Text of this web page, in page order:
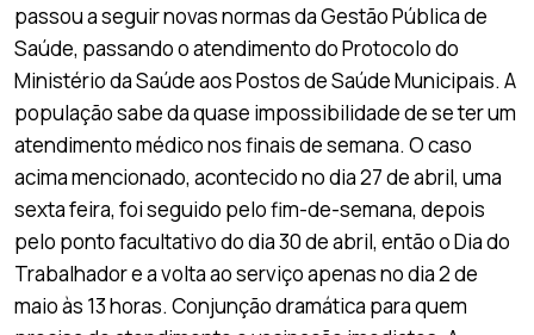
passou a seguir novas normas da Gestão Pública de
Saúde, passando o atendimento do Protocolo do
Ministério da Saúde aos Postos de Saúde Municipais. A
população sabe da quase impossibilidade de se ter um
atendimento médico nos finais de semana. O caso
acima mencionado, acontecido no dia 27 de abril, uma
sexta feira, foi seguido pelo fim-de-semana, depois
pelo ponto facultativo do dia 30 de abril, então o Dia do
Trabalhador e a volta ao serviço apenas no dia 2 de
maio às 13 horas. Conjunção dramática para quem